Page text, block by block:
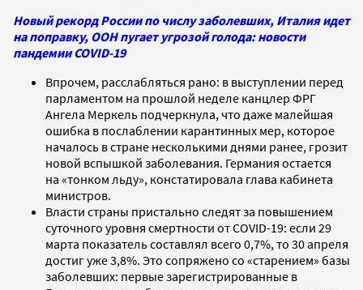
Новый рекорд России по числу заболевших, Италия идет
на поправку, ООН пугает угрозой голода: новости
пандемии COVID-19
Впрочем, расслабляться рано: в выступлении перед
парламентом на прошлой неделе канцлер ФРГ
Ангела Меркель подчеркнула, что даже малейшая
ошибка в послаблении карантинных мер, которое
началось в стране несколькими днями ранее, грозит
новой вспышкой заболевания. Германия остается
на «тонком льду», констатировала глава кабинета
министров.
Власти страны пристально следят за повышением
суточного уровня смертности от COVID-19: если 29
марта показатель составлял всего 0,7%, то 30 апреля
достиг уже 3,8%. Это сопряжено со «старением» базы
заболевших: первые зарегистрированные в